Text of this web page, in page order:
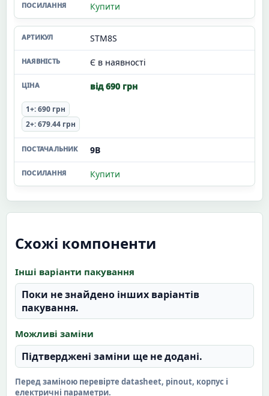
Купити
STM8S
Є в наявності
від 690 грн
1+: 690 грн
2+: 679.44 грн
9В
Купити
Схожі компоненти
Інші варіанти пакування
Поки не знайдено інших варіантів
пакування.
Можливі заміни
Підтверджені заміни ще не додані.
Перед заміною перевірте datasheet, pinout, корпус і
електричні параметри.